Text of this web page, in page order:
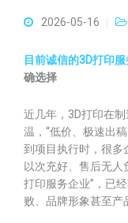
2026-05-16
目前诚信的3D打印
确选择
近几年，3D打印在
温，“低价、极速出
到项目执行时，很多
以次充好、售后无人
打印服务企业”，已
败、品牌形象甚至产